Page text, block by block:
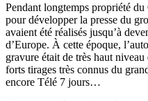
Pendant longtemps propriété
pour développer la presse du
avaient été réalisés jusqu’à
d’Europe. À cette époque,
gravure était de très haut
forts tirages très connus du
encore Télé 7 jours…